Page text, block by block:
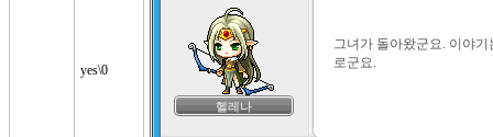
yes\0
헬레나
그녀가 돌아왔군요. 이야
로군요.